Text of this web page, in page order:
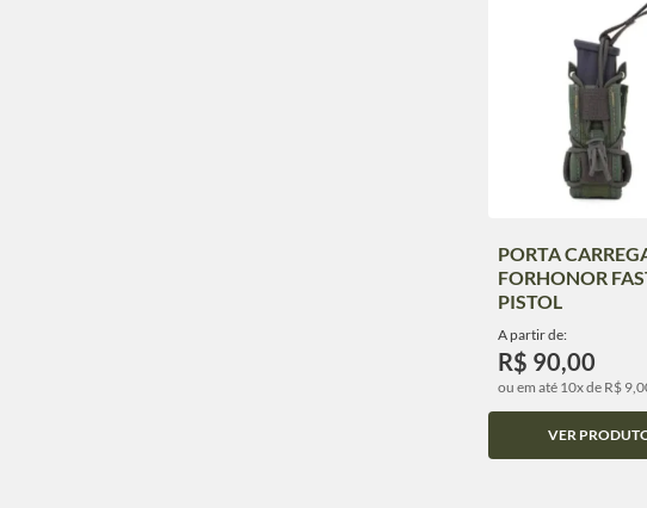
PORTA
FORHONOR
PISTOL
A partir de:
R$ 90,00
ou em até 10x de R$
VER